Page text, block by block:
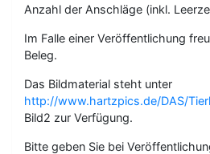
Anzahl der Anschläge (inkl.
Im Falle einer Veröffentlichung
Beleg.
Das Bildmaterial steht unter
http://www.hartzpics.de/DAS/
Bild2 zur Verfügung.
Bitte geben Sie bei